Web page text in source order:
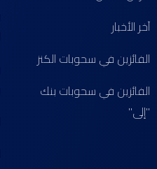
آخر الأخبار
الفائزين في سحوبات الكنز
الفائزين في سحوبات بنك
"إلى"